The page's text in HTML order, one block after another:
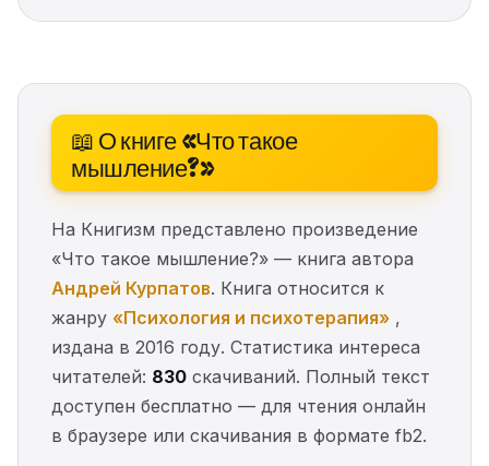
📖 О книге «Что такое
мышление?»
На Книгизм представлено произведение
«Что такое мышление?» — книга автора
Андрей Курпатов. Книга относится к
жанру «Психология и психотерапия» ,
издана в 2016 году. Статистика интереса
читателей: 830 скачиваний. Полный текст
доступен бесплатно — для чтения онлайн
в браузере или скачивания в формате fb2.